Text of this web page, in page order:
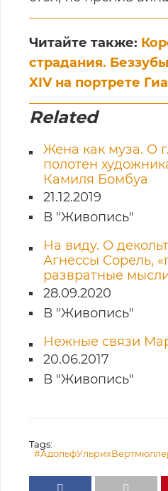
Читайте также:
страдания.
XIV на портрете
Related
Жена как муза. О
полотен
Камиля Бомбуа
21.12.2019
В "Живопись"
На виду. О
Агнессы Сорель,
развратные
28.09.2020
В "Живопись"
Нежные связи
20.06.2017
В "Живопись"
Tags: